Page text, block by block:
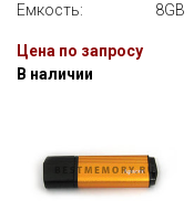
Емкость:
8GB
Цена по запросу
В наличии